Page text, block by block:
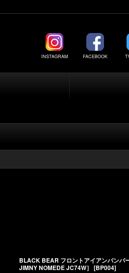
INSTAGRAM FACEBOOK
BLACK BEAR フロントアイアンバン
JIMNY NOMEDE JC74W］
[BP004]